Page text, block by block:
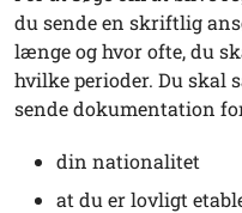
du sende en skriftlig
længe og hvor ofte, du
hvilke perioder. Du skal
sende dokumentation
din nationalitet
at du er lovligt